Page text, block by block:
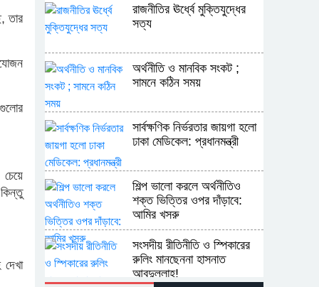
তার
রাজনীতির ঊর্ধ্বে মুক্তিযুদ্ধের
সত্য
অর্থনীতি ও মানবিক সংকট ;
সামনে কঠিন সময়
সার্বক্ষণিক নির্ভরতার জায়গা হলো
ঢাকা মেডিকেল: প্রধানমন্ত্রী
শিল্প ভালো করলে অর্থনীতিও
শক্ত ভিত্তির ওপর দাঁড়াবে:
আমির খসরু
সংসদীয় রীতিনীতি ও স্পিকারের
রুলিং মানছেননা হাসনাত
আবদুল্লাহ!